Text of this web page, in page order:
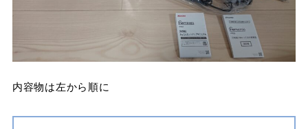
内容物は左から順に